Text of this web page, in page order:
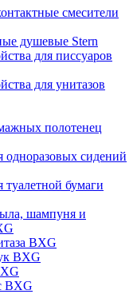
смесители
душевые Stern
для писсуаров
для унитазов
полотенец
одноразовых сидений
бумаги
шампуня и
BXG
BXG
BXG